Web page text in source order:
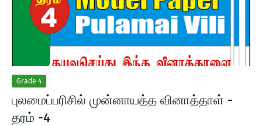
Grade 4
புலமைப்பரிசில் முன்னாயத்த வினாத்தாள் -
தரம் -4